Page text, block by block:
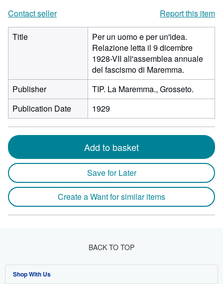
Contact seller
Report this item
Title
Per un uomo e per un'idea.
Relazione letta il 9 dicembre
1928-VII all'assemblea annuale
del fascismo di Maremma.
Publisher
TIP. La Maremma., Grosseto.
Publication Date
1929
Add to basket
Save for Later
Create a Want for similar items
BACK TO TOP
Shop With Us